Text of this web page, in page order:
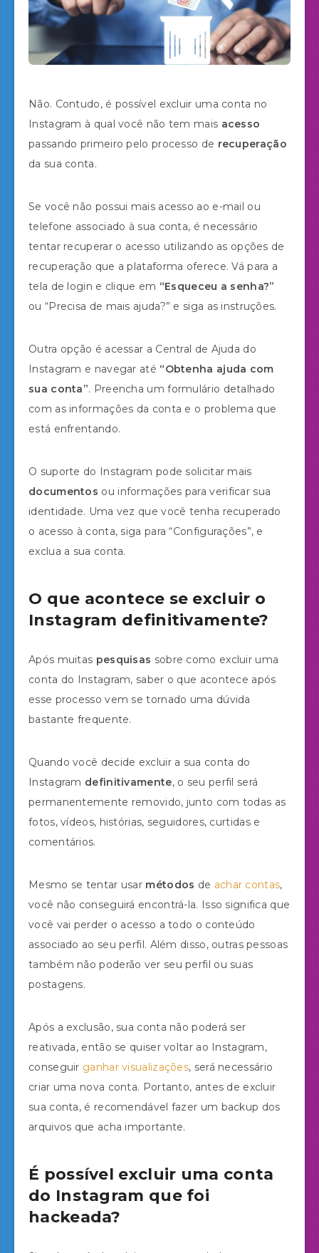
Não. Contudo, é possível excluir uma conta no
Instagram à qual você não tem mais acesso
passando primeiro pelo processo de recuperação
da sua conta.
Se você não possui mais acesso ao e-mail ou
telefone associado à sua conta, é necessário
tentar recuperar o acesso utilizando as opções de
recuperação que a plataforma oferece. Vá para a
tela de login e clique em “Esqueceu a senha?”
ou “Precisa de mais ajuda?” e siga as instruções.
Outra opção é acessar a Central de Ajuda do
Instagram e navegar até “Obtenha ajuda com
sua conta”. Preencha um formulário detalhado
com as informações da conta e o problema que
está enfrentando.
O suporte do Instagram pode solicitar mais
documentos ou informações para verificar sua
identidade. Uma vez que você tenha recuperado
o acesso à conta, siga para “Configurações”, e
exclua a sua conta.
O que acontece se excluir o
Instagram definitivamente?
Após muitas pesquisas sobre como excluir uma
conta do Instagram, saber o que acontece após
esse processo vem se tornado uma dúvida
bastante frequente.
Quando você decide excluir a sua conta do
Instagram definitivamente, o seu perfil será
permanentemente removido, junto com todas as
fotos, vídeos, histórias, seguidores, curtidas e
comentários.
Mesmo se tentar usar métodos de achar contas,
você não conseguirá encontrá-la. Isso significa que
você vai perder o acesso a todo o conteúdo
associado ao seu perfil. Além disso, outras pessoas
também não poderão ver seu perfil ou suas
postagens.
Após a exclusão, sua conta não poderá ser
reativada, então se quiser voltar ao Instagram,
conseguir ganhar visualizações, será necessário
criar uma nova conta. Portanto, antes de excluir
sua conta, é recomendável fazer um backup dos
arquivos que acha importante.
É possível excluir uma conta
do Instagram que foi
hackeada?